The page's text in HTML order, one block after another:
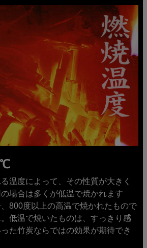
温度によって、その性質が大きく
場合は多くが低温で焼かれます
800度以上の高温で焼かれたもので
低温で焼いたものは、すっきり感
た竹炭ならではの効果が期待でき